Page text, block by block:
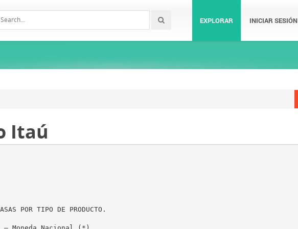
EXPLORAR INICIAR SESIÓN
Itaú